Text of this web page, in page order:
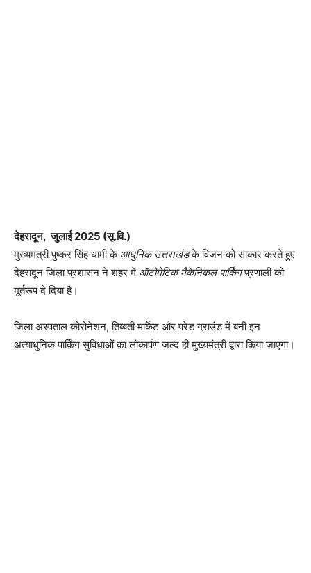
देहरादून, जुलाई 2025 (सू.वि.)
मुख्यमंत्री पुष्कर सिंह धामी के आधुनिक उत्तराखंडके विजन को साकार करते हुए
देहरादून जिला प्रशासन ने शहर में ऑटोमेटिक मैकेनिकल पार्किंगप्रणाली को
मूर्तरूप दे दिया है।
जिला अस्पताल कोरोनेशन, तिब्बती मार्केट और परेड ग्राउंड में बनी इन
अत्याधुनिक पार्किंग सुविधाओं का लोकार्पण जल्द ही मुख्यमंत्री द्वारा किया जाएगा।